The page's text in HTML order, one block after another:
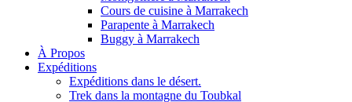
Cours de cuisine à Marrakech
Parapente à Marrakech
Buggy à Marrakech
À Propos
Expéditions
Expéditions dans le désert.
Trek dans la montagne du Toubkal